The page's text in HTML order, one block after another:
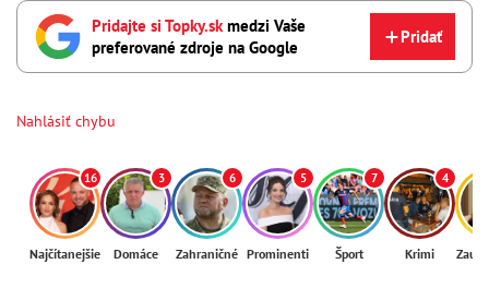
Pridajte si Topky.skmedzi Vaše
preferované zdroje na Google
Pridať
Nahlásiť chybu
16
Najčítanejšie
3
Domáce
6
Zahraničné
5
Prominenti
7
Šport
4
Krimi